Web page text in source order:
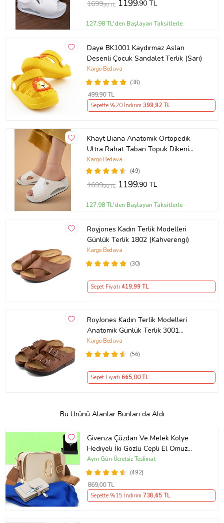
1699,90 TL 1199,90 TL
127,98 TL'den Başlayan Taksitlerle
Daye BK1001 Kaydırmaz Aslan
Desenli Çocuk Sandalet Terlik (Sarı)
(38)
Kargo Bedava
499,90 TL
Sepette %20 İndirim 399,92 TL
Khayt Biana Anatomik Ortopedik
Ultra Rahat Taban Topuk Dikeni
Tavsiyeli Madikal Sabo Günlük Kadın
Terlik (Beyaz) (49)
Kargo Bedava
1699,90 TL 1199,90 TL
127,98 TL'den Başlayan Taksitlerle
Royjones Kadın Terlik Modelleri
Günlük Terlik 1802 (Kahverengi)
(30)
Kargo Bedava
Sepet Fiyatı 419,99 TL
RoyJones Kadın Terlik Modelleri
Anatomik Günlük Terlik 3001
(Kahverengi)
(56)
Kargo Bedava
Sepet Fiyatı 665,00 TL
Bu Ürünü Alanlar Bunları da Aldı
Givenza Çüzdan Ve Melek Kolye
Hediyeli İki Gözlü Cepli El Omuz
Çanta (Krem)
(492)
Aynı Gün Ücretsiz Teslimat
869,00 TL
Sepette %15 İndirim 738,65 TL